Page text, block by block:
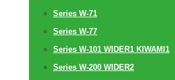
Series W-71
Series W-77
Series W-101 WIDER1 KIWAMI1
Series W-200 WIDER2